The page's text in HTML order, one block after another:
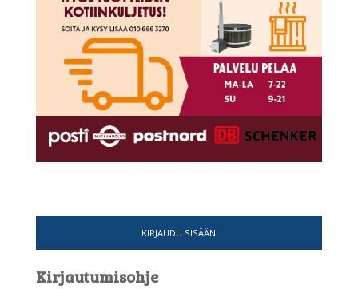
KIRJAUDU SISÄÄN
Kirjautumisohje